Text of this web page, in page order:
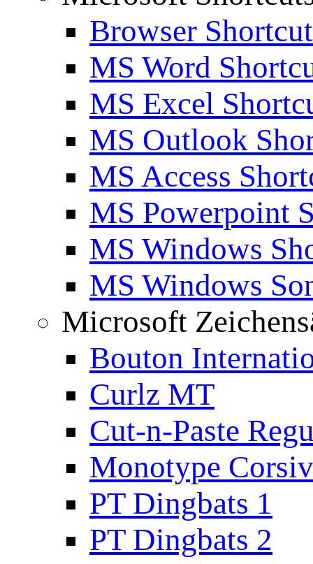
Browser
MS Word
MS Excel
MS Outlook
MS Access
MS Powerpoint
MS Windows
MS Windows
Microsoft
Bouton
Curlz MT
Cut-n-Paste
Monotype
PT Dingbats 1
PT Dingbats 2